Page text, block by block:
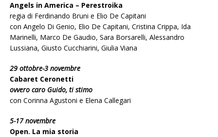
Angels in America – Perestroika
regia di Ferdinando Bruni e Elio De Capitani
con Angelo Di Genio, Elio De Capitani, Cristina Crippa, Ida
Marinelli, Marco De Gaudio, Sara Borsarelli, Alessandro
Lussiana, Giusto Cucchiarini, Giulia Viana
29 ottobre-3 novembre
Cabaret Ceronetti
ovvero caro Guido, ti stimo
con Corinna Agustoni e Elena Callegari
5-17 novembre
Open. La mia storia